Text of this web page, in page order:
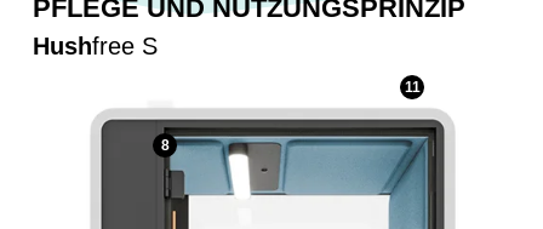
PFLEGE UND NUTZUNGSPRINZIP
Hushfree S
8
11